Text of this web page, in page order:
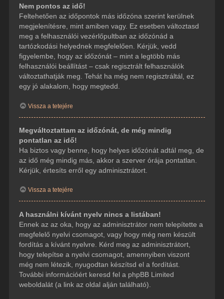
Nem pontos az idő!
Feltehetően az időpontok más időzóna szerint kerülnek
megjelenítésre, mint amiben vagy. Ez esetben változtasd
meg a felhasználói vezérlőpultban az időzónád a
tartózkodási helyednek megfelelően. Kérjük, vedd
figyelembe, hogy az időzónát – mint a legtöbb más
felhasználói beállítást – csak regisztrált felhasználók
változtathatják meg. Tehát ha még nem regisztráltál, ez
egy jó alakalom, hogy megtedd.
Vissza a tetejére
Megváltoztattam az időzónát, de még mindig
pontatlan az idő!
Ha biztos vagy benne, hogy helyes időzónát adtál meg, de
az idő még mindig más, akkor a szerver órája pontatlan.
Kérjük, értesíts erről egy adminisztrátort.
Vissza a tetejére
A használni kívánt nyelv nincs a listában!
Ennek az az oka, hogy az adminisztrátor nem telepítette a
megfelelő nyelvi csomagot, vagy hogy még nem készült
fordítás a kívánt nyelvre. Kérd meg az adminisztrátort,
hogy telepítse a nyelvi csomagot, amennyiben viszont
még nem létezik, nyugodtan készítsd el a fordítást.
További információért keresd fel a phpBB Limited
weboldalát (a link az oldal alján található).